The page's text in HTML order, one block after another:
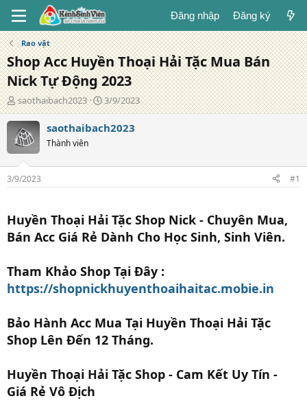
Đăng nhập Đăng ký
Rao vặt
Shop Acc Huyền Thoại Hải Tặc Mua Bán
Nick Tự Động 2023
T
á
c
g
i
ả
saothaibach2023
N
g
à
g
3/9/2023
saothaibach2023
Thành viên
3/9/2023 #1
Huyền Thoại Hải Tặc Shop Nick - Chuyên Mua,
Bán Acc Giá Rẻ Dành Cho Học Sinh, Sinh Viên.
Tham Khảo Shop Tại Đây :
https://shopnickhuyenthoaihaitac.mobie.in
Bảo Hành Acc Mua Tại Huyền Thoại Hải Tặc
Shop Lên Đến 12 Tháng.
Huyền Thoại Hải Tặc Shop - Cam Kết Uy Tín -
Giá Rẻ Vô Địch